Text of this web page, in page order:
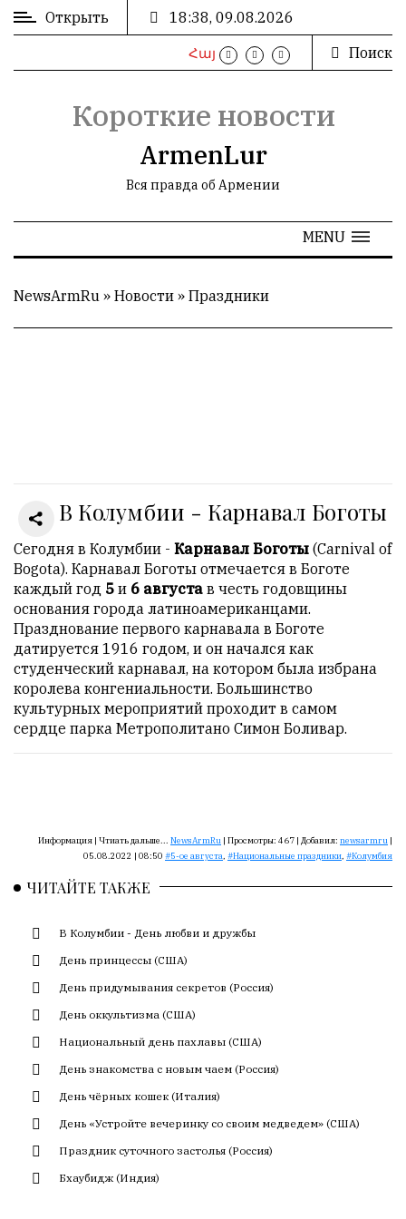
ВХОД
РЕГИСТРАЦИЯ
РЕКЛАМА
1
Гостей:
Пользователей:
0
НАШИ
ПРАВИЛА
Тонкие
материалы
для
обновляется
большим
трудом,
душой.
Редакция
не
авторские
тексты,
кромсает
их
Открыть 18:38, 09.08.2026
Հայ Поиск
Короткие новости
ArmenLur
Вся правда об Армении
MENU
NewsArmRu » Новости » Праздники
В Колумбии - Карнавал Боготы
Сегодня в Колумбии - Карнавал Боготы (Carnival of
Bogota). Карнавал Боготы отмечается в Боготе
каждый год 5 и 6 августа в честь годовщины
основания города латиноамериканцами.
Празднование первого карнавала в Боготе
датируется 1916 годом, и он начался как
студенческий карнавал, на котором была избрана
королева конгениальности. Большинство
культурных мероприятий проходит в самом
сердце парка Метрополитано Симон Боливар.
Информация | Чтиать дальше... NewsArmRu | Просмотры: 467 | Добавил: newsarmru |
05.08.2022 | 08:50
5-ое августа, Национальные праздники, Колумбия
ЧИТАЙТЕ ТАКЖЕ
В Колумбии - День любви и дружбы
День принцессы (США)
День придумывания секретов (Россия)
День оккультизма (США)
Национальный день пахлавы (США)
День знакомства с новым чаем (Россия)
День чёрных кошек (Италия)
День «Устройте вечеринку со своим медведем» (США)
Праздник суточного застолья (Россия)
Бхаубидж (Индия)